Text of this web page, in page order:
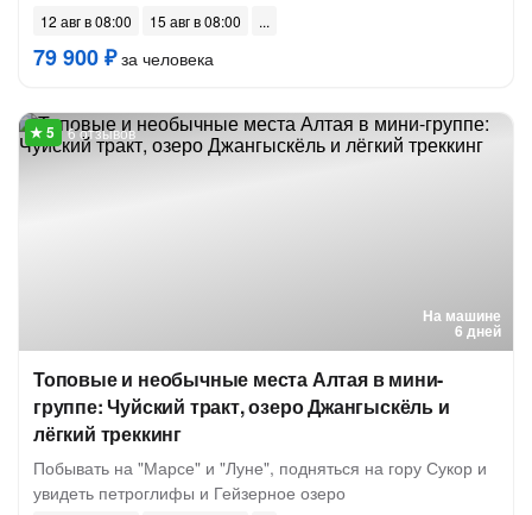
12 авг в 08:00 15 авг в 08:00
79 900 ₽за человека
На машине
6 дней
6 отзывов
Топовые и необычные места Алтая в мини-
группе: Чуйский тракт, озеро Джангыскёль и
лёгкий треккинг
Побывать на "Марсе" и "Луне", подняться на гору Сукор и
увидеть петроглифы и Гейзерное озеро